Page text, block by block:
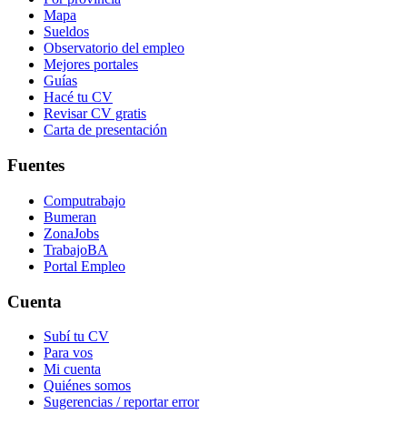
Mapa
Sueldos
Observatorio del empleo
Mejores portales
Guías
Hacé tu CV
Revisar CV gratis
Carta de presentación
Fuentes
Computrabajo
Bumeran
ZonaJobs
TrabajoBA
Portal Empleo
Cuenta
Subí tu CV
Para vos
Mi cuenta
Quiénes somos
Sugerencias / reportar error